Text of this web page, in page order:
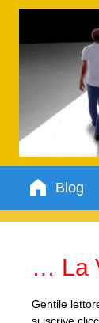
contenuto
Blog
… La
Gentile
si iscrive